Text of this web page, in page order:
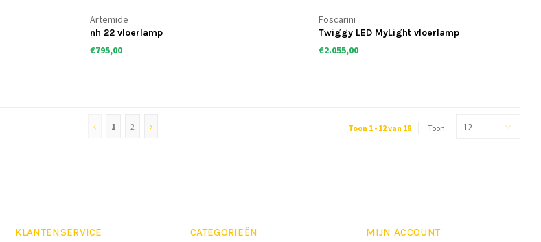
Artemide
nh 22 vloerlamp
€795,00
Foscarini
Twiggy LED MyLight vloerlamp
€2.055,00
1 2 Toon 1 - 12 van 18 Toon: 12
KLANTENSERVICE CATEGORIEËN MIJN ACCOUNT